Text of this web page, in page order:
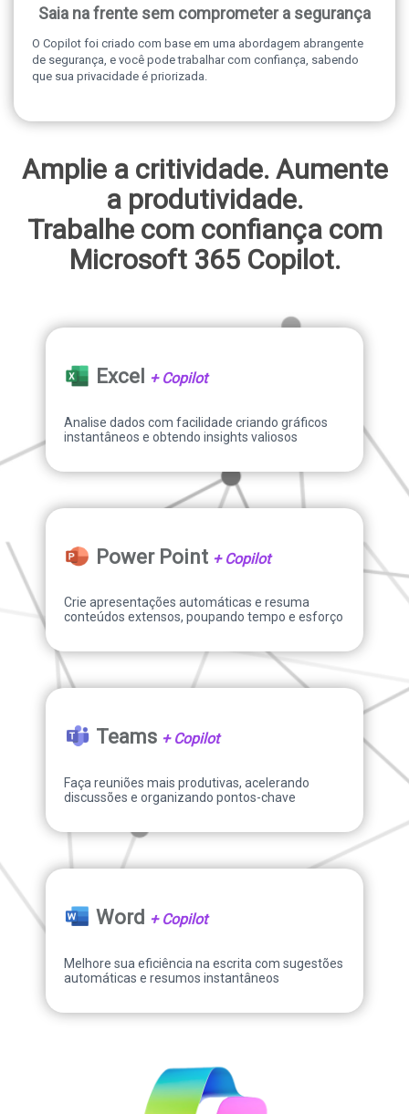
Saia na frente sem comprometer a segurança
O Copilot foi criado com base em uma abordagem abrangente
de segurança, e você pode trabalhar com confiança, sabendo
que sua privacidade é priorizada.
Amplie a critividade. Aumente
a produtividade.
Trabalhe com confiança com
Microsoft 365 Copilot.
Excel + Copilot
Analise dados com facilidade criando gráficos
instantâneos e obtendo insights valiosos
Power Point + Copilot
Crie apresentações automáticas e resuma
conteúdos extensos, poupando tempo e esforço
Teams + Copilot
Faça reuniões mais produtivas, acelerando
discussões e organizando pontos-chave
Word + Copilot
Melhore sua eficiência na escrita com sugestões
automáticas e resumos instantâneos